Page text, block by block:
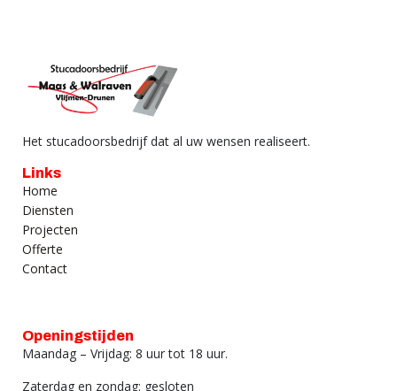
Het stucadoorsbedrijf dat al uw wensen realiseert.
Links
Home
Diensten
Projecten
Offerte
Contact
Openingstijden
Maandag – Vrijdag: 8 uur tot 18 uur.
Zaterdag en zondag: gesloten